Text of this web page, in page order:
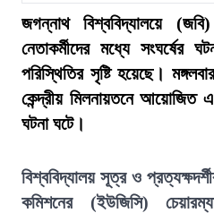
জগন্নাথ বিশ্ববিদ্যালয়ে
নেতাকর্মীদের মধ্যে সংঘর্ষের
পরিস্থিতির সৃষ্টি হয়েছে।
কেন্দ্রীয় মিলনায়তনে আয়োজিত
ঘটনা ঘটে।
বিশ্ববিদ্যালয় সূত্র ও
কমিশনের (ইউজিসি)